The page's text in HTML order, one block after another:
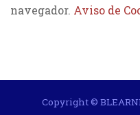
navegador. Aviso de
Copyright ©